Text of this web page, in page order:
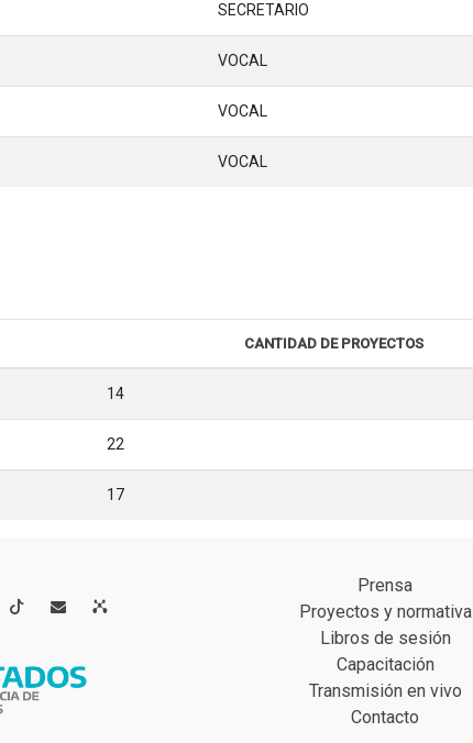
SECRETARIO
VOCAL
VOCAL
VOCAL
CANTIDAD DE PROYECTOS
14
22
17
 
Prensa
Proyectos y normativa
Libros de sesión
Capacitación
Transmisión en vivo
Contacto